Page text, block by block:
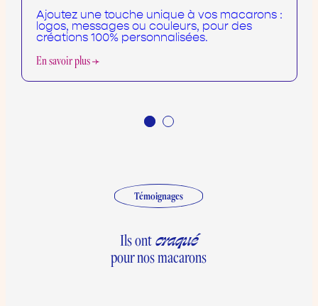
Ajoutez une touche unique à vos macarons :
logos, messages ou couleurs, pour des
créations 100% personnalisées.
En savoir plus
Témoignages
Ils ontcraqué
pour nos macarons